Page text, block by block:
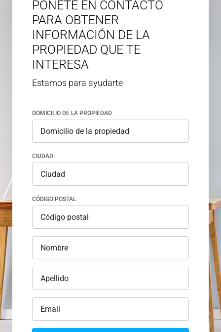
PONETE EN CONTACTO
PARA OBTENER
INFORMACIÓN DE LA
PROPIEDAD QUE TE
INTERESA
Estamos para ayudarte
DOMICILIO DE LA PROPIEDAD
CIUDAD
CÓDIGO POSTAL